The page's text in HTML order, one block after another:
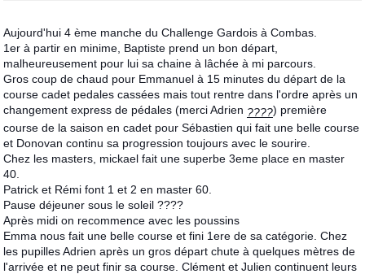
Aujourd'hui 4 ème manche du Challenge Gardois à Combas.
1er à partir en minime, Baptiste prend un bon départ,
malheureusement pour lui sa chaine à lâchée à mi parcours.
Gros coup de chaud pour Emmanuel à 15 minutes du départ de la
course cadet pedales cassées mais tout rentre dans l'ordre après un
changement express de pédales (merci Adrien ????) première
course de la saison en cadet pour Sébastien qui fait une belle course
et Donovan continu sa progression toujours avec le sourire.
Chez les masters, mickael fait une superbe 3eme place en master
40.
Patrick et Rémi font 1 et 2 en master 60.
Pause déjeuner sous le soleil ????
Après midi on recommence avec les poussins
Emma nous fait une belle course et fini 1ere de sa catégorie. Chez
les pupilles Adrien après un gros départ chute à quelques mètres de
l'arrivée et ne peut finir sa course. Clément et Julien continuent leurs